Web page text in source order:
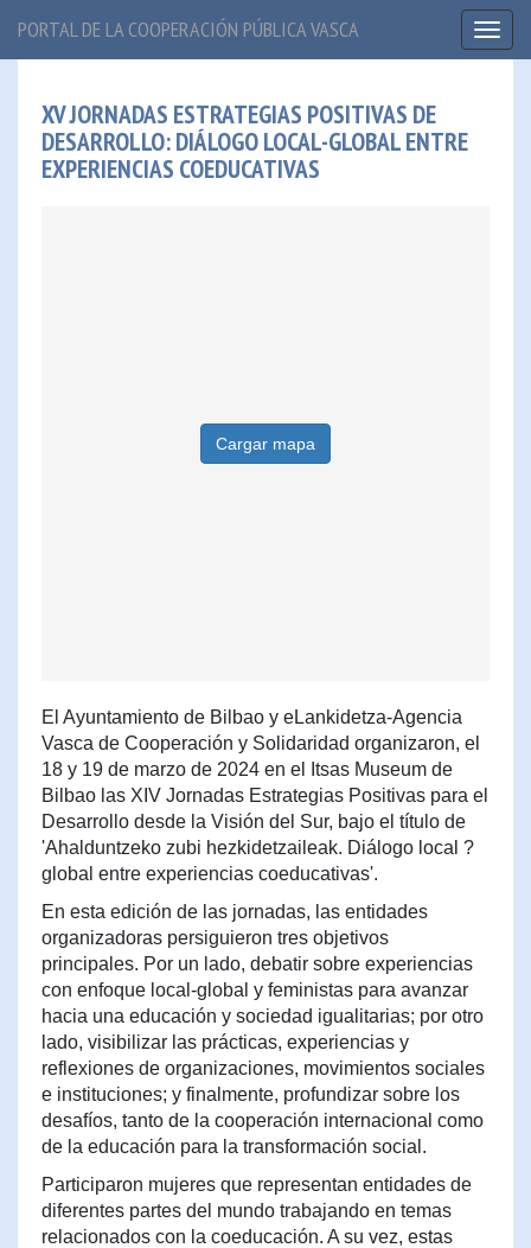
PORTAL DE LA COOPERACIÓN PÚBLICA VASCA
XV JORNADAS ESTRATEGIAS POSITIVAS DE
DESARROLLO: DIÁLOGO LOCAL-GLOBAL ENTRE
EXPERIENCIAS COEDUCATIVAS
Cargar mapa
El Ayuntamiento de Bilbao y eLankidetza-Agencia
Vasca de Cooperación y Solidaridad organizaron, el
18 y 19 de marzo de 2024 en el Itsas Museum de
Bilbao las XIV Jornadas Estrategias Positivas para el
Desarrollo desde la Visión del Sur, bajo el título de
'Ahalduntzeko zubi hezkidetzaileak. Diálogo local ?
global entre experiencias coeducativas'.
En esta edición de las jornadas, las entidades
organizadoras persiguieron tres objetivos
principales. Por un lado, debatir sobre experiencias
con enfoque local-global y feministas para avanzar
hacia una educación y sociedad igualitarias; por otro
lado, visibilizar las prácticas, experiencias y
reflexiones de organizaciones, movimientos sociales
e instituciones; y finalmente, profundizar sobre los
desafíos, tanto de la cooperación internacional como
de la educación para la transformación social.
Participaron mujeres que representan entidades de
diferentes partes del mundo trabajando en temas
relacionados con la coeducación. A su vez, estas